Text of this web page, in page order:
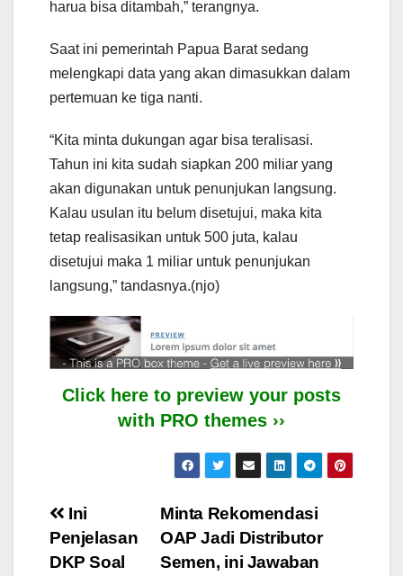
harua bisa ditambah,” terangnya.
Saat ini pemerintah Papua Barat sedang
melengkapi data yang akan dimasukkan dalam
pertemuan ke tiga nanti.
“Kita minta dukungan agar bisa teralisasi.
Tahun ini kita sudah siapkan 200 miliar yang
akan digunakan untuk penunjukan langsung.
Kalau usulan itu belum disetujui, maka kita
tetap realisasikan untuk 500 juta, kalau
disetujui maka 1 miliar untuk penunjukan
langsung,” tandasnya.(njo)
Click here to preview your posts
with PRO themes ››
Post
navigation
Minta Rekomendasi
OAP Jadi Distributor
Semen, ini Jawaban
Ini
Penjelasan
DKP Soal